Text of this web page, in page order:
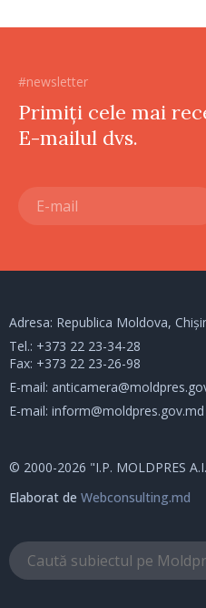
#newsletter
Primiți cele mai
E-mailul dvs.
Adresa: Republica Moldova,
Tel.: +373 22 23-34-28
Fax: +373 22 23-26-98
E-mail:
E-mail: inform@moldpres.gov.md
© 2000-2026 "I.P. MOLDPRES
Elaborat de Webconsulting.md